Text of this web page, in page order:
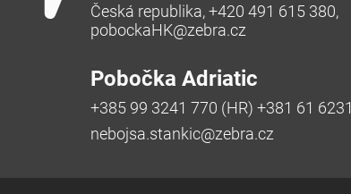
Česká republika, +420 491 615 380,
pobockaHK@zebra.cz
Pobočka Adriatic
+385 99 3241 770 (HR) +381 61
nebojsa.stankic@zebra.cz